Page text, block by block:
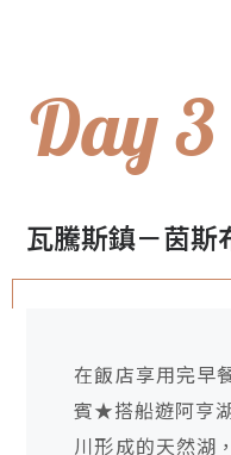
Day 3
瓦騰斯鎮－茵斯
在飯店享用完早
賓★搭船遊阿亨
川形成的天然湖